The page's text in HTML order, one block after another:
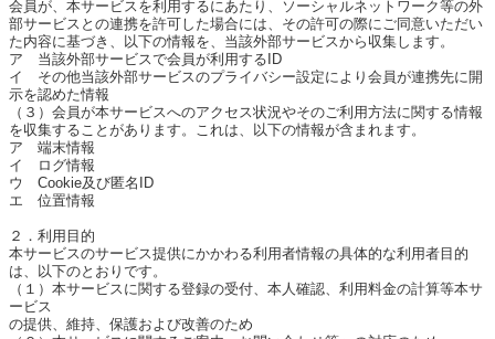
会員が、本サービスを利用するにあたり、ソーシャルネットワーク等の外
部サービスとの連携を許可した場合には、その許可の際にご同意いただい
た内容に基づき、以下の情報を、当該外部サービスから収集します。
ア 当該外部サービスで会員が利用するID
イ その他当該外部サービスのプライバシー設定により会員が連携先に開
示を認めた情報
（３）会員が本サービスへのアクセス状況やそのご利用方法に関する情報
を収集することがあります。これは、以下の情報が含まれます。
ア 端末情報
イ ログ情報
ウ Cookie及び匿名ID
エ 位置情報
２．利用目的
本サービスのサービス提供にかかわる利用者情報の具体的な利用者目的
は、以下のとおりです。
（１）本サービスに関する登録の受付、本人確認、利用料金の計算等本サ
ービス
の提供、維持、保護および改善のため